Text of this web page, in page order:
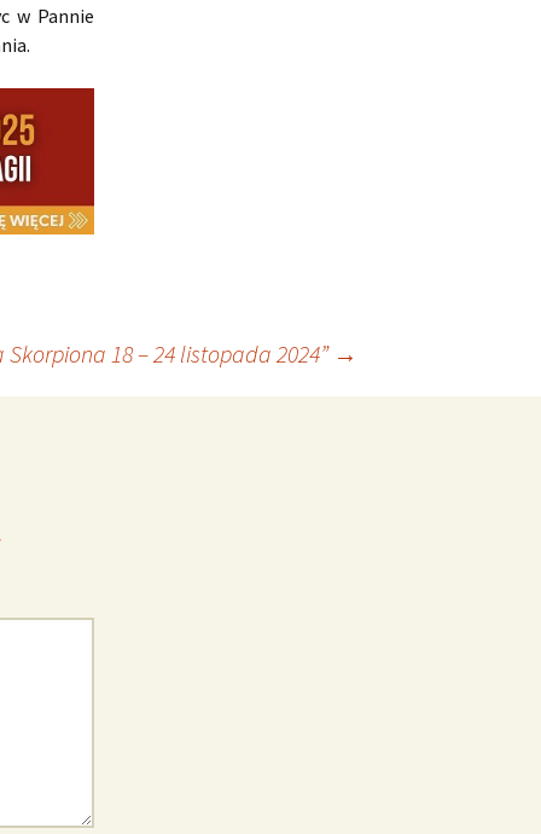
w Pannie
18 – 24 listopada 2024” →